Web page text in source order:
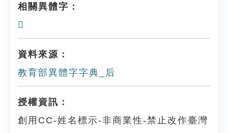
相關異體字：
𠮮
資料來源：
教育部異體字字典_后
授權資訊：
創用CC-姓名標示-非商業性-禁止改作臺灣